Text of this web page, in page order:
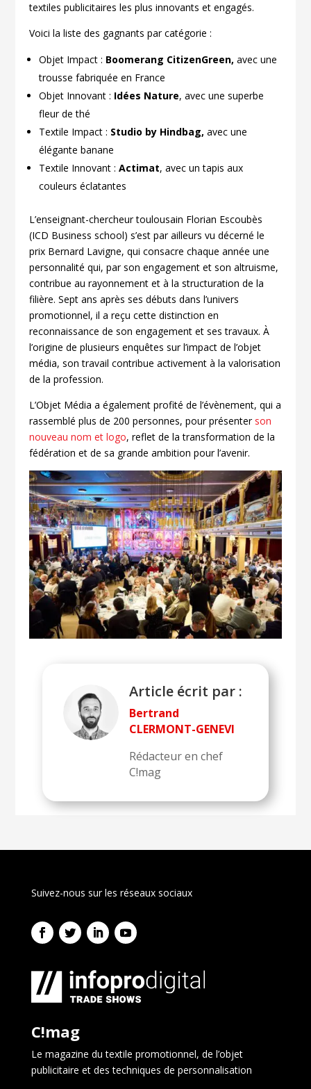
textiles publicitaires les plus innovants et engagés.
Voici la liste des gagnants par catégorie :
Objet Impact : Boomerang CitizenGreen, avec une
trousse fabriquée en France
Objet Innovant : Idées Nature, avec une superbe
fleur de thé
Textile Impact : Studio by Hindbag, avec une
élégante banane
Textile Innovant :Actimat, avec un tapis aux
couleurs éclatantes
L’enseignant-chercheur toulousain Florian Escoubès
(ICD Business school) s’est par ailleurs vu décerné le
prix Bernard Lavigne, qui consacre chaque année une
personnalité qui, par son engagement et son altruisme,
contribue au rayonnement et à la structuration de la
filière. Sept ans après ses débuts dans l’univers
promotionnel, il a reçu cette distinction en
reconnaissance de son engagement et ses travaux. À
l’origine de plusieurs enquêtes sur l’impact de l’objet
média, son travail contribue activement à la valorisation
de la profession.
L’Objet Média a également profité de l’évènement, qui a
rassemblé plus de 200 personnes, pour présenter son
nouveau nom et logo, reflet de la transformation de la
fédération et de sa grande ambition pour l’avenir.
Article écrit par :
Bertrand
CLERMONT-GENEVI
Rédacteur en chef
C!mag
Suivez-nous sur les réseaux sociaux
C!mag
Le magazine du textile promotionnel, de l’objet
publicitaire et des techniques de personnalisation